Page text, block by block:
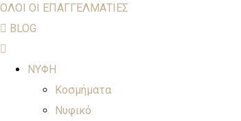
ΟΛΟΙ ΟΙ ΕΠΑΓΓΕΛΜΑΤΙΕΣ
BLOG
ΝΥΦΗ
Κοσμήματα
Νυφικό